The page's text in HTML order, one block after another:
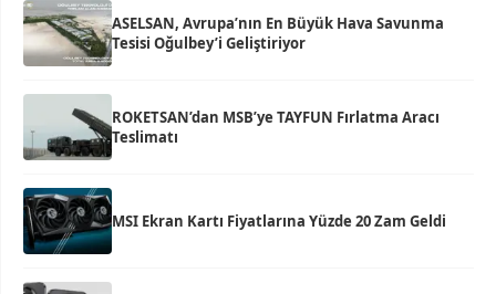
ASELSAN, Avrupa’nın En Büyük Hava Savunma
Tesisi Oğulbey’i Geliştiriyor
ROKETSAN’dan MSB’ye TAYFUN Fırlatma Aracı
Teslimatı
MSI Ekran Kartı Fiyatlarına Yüzde 20 Zam Geldi